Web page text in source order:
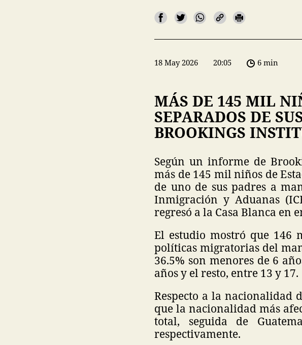
18 May 2026 20:05 6 min
MÁS DE 145 MIL
SEPARADOS DE
BROOKINGS
Según un informe de
más de 145 mil niños de
de uno de sus padres a
Inmigración y Aduanas
regresó a la Casa Blanca en
El estudio mostró que 146
políticas migratorias del
36.5% son menores de 6
años y el resto, entre 13 y 17.
Respecto a la nacionalidad
que la nacionalidad más
total, seguida de
respectivamente.